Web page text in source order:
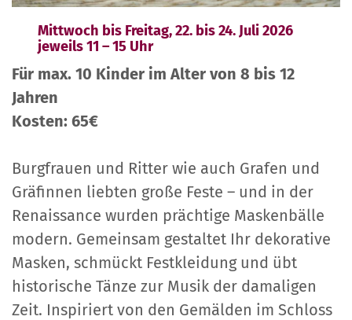
Mittwoch bis Freitag, 22. bis 24. Juli 2026
jeweils 11 – 15 Uhr
Für max. 10 Kinder im Alter von 8 bis 12
Jahren
Kosten: 65€
Burgfrauen und Ritter wie auch Grafen und
Gräfinnen liebten große Feste – und in der
Renaissance wurden prächtige Maskenbälle
modern. Gemeinsam gestaltet Ihr dekorative
Masken, schmückt Festkleidung und übt
historische Tänze zur Musik der damaligen
Zeit. Inspiriert von den Gemälden im Schloss